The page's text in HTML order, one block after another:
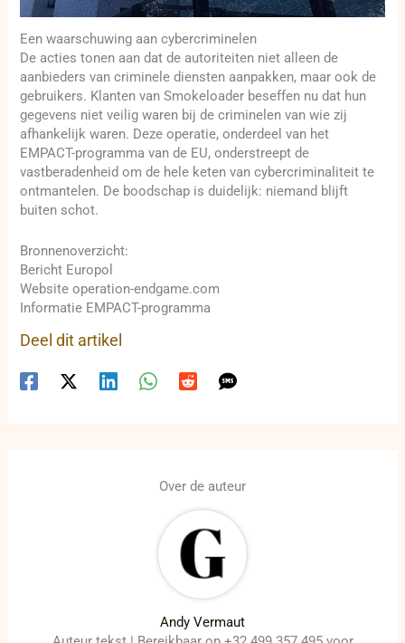
Een waarschuwing aan cybercriminelen
De acties tonen aan dat de autoriteiten niet alleen de
aanbieders van criminele diensten aanpakken, maar ook de
gebruikers. Klanten van Smokeloader beseffen nu dat hun
gegevens niet veilig waren bij de criminelen van wie zij
afhankelijk waren. Deze operatie, onderdeel van het
EMPACT-programma van de EU, onderstreept de
vastberadenheid om de hele keten van cybercriminaliteit te
ontmantelen. De boodschap is duidelijk: niemand blijft
buiten schot.
Bronnenoverzicht:
Bericht Europol
Website operation-endgame.com
Informatie EMPACT-programma
Deel dit artikel
Over de auteur
Andy Vermaut